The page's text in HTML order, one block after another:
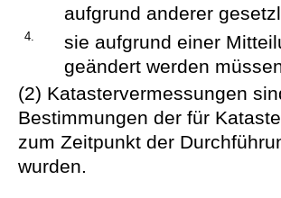
aufgrund anderer
4.
sie aufgrund einer
geändert werden
(2) Katastervermessungen
Bestimmungen der für
zum Zeitpunkt der
wurden.